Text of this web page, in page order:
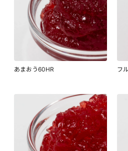
あまおう60HR フ